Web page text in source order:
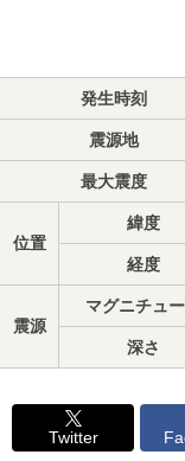
発生時刻
震源地
最大震度
位置
緯度
経度
震源
マグニチュ
深さ
Twitter